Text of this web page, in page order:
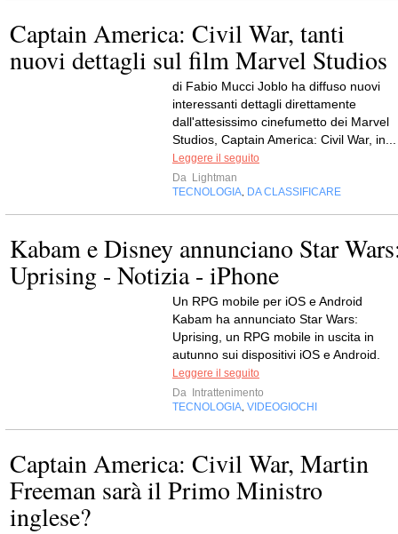
Captain America: Civil War, tanti
nuovi dettagli sul film Marvel Studios
di Fabio Mucci Joblo ha diffuso nuovi
interessanti dettagli direttamente
dall'attesissimo cinefumetto dei Marvel
Studios, Captain America: Civil War, in...
Leggere il seguito
Da Lightman
TECNOLOGIA DA CLASSIFICARE
Kabam e Disney annunciano Star
Uprising - Notizia - iPhone
Un RPG mobile per iOS e Android
Kabam ha annunciato Star Wars:
Uprising, un RPG mobile in uscita in
autunno sui dispositivi iOS e Android.
Leggere il seguito
Da
Intrattenimento
TECNOLOGIA VIDEOGIOCHI
Captain America: Civil War, Martin
Freeman sarà il Primo Ministro
inglese?